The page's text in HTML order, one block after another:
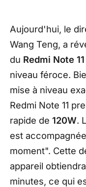
Aujourd'hui, le
Wang Teng, a
du Redmi Note 11
niveau féroce.
mise à niveau
Redmi Note 11
rapide de 120W.
est
moment". Cette
appareil
minutes, ce qui